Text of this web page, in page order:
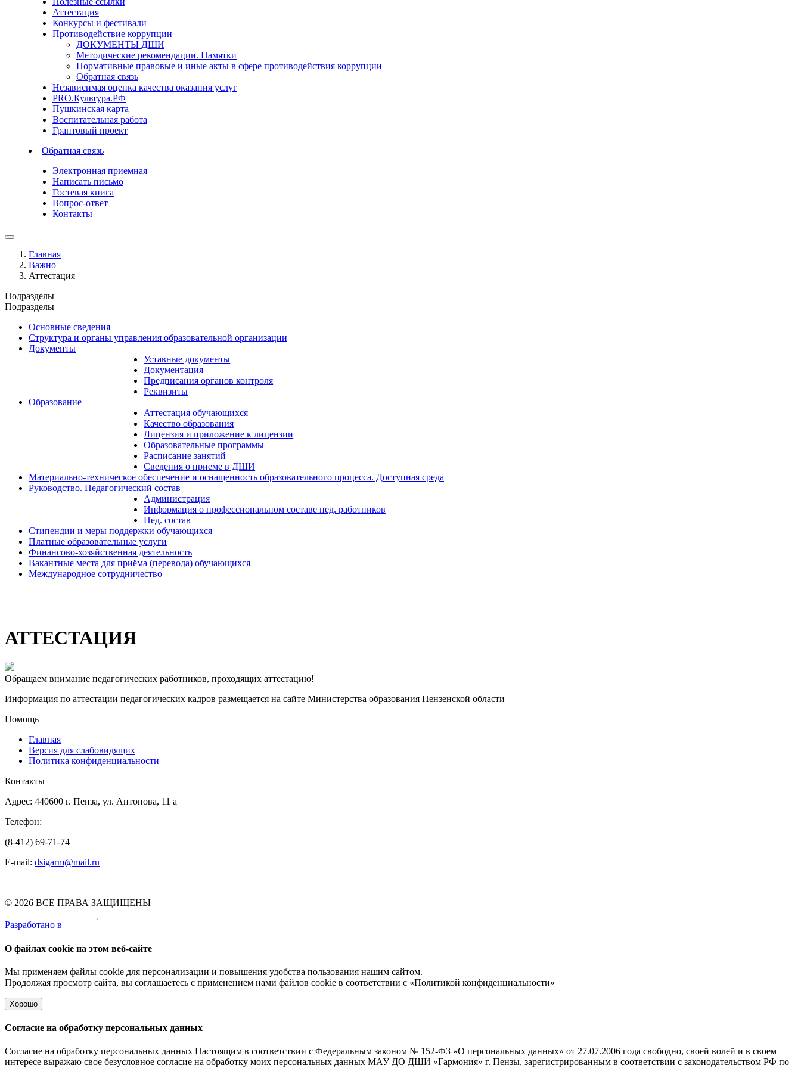
Аттестация
Конкурсы и фестивали
Противодействие коррупции
ДОКУМЕНТЫ ДШИ
Методические рекомендации. Памятки
Нормативные правовые и иные акты в сфере противодействия коррупции
Обратная связь
Независимая оценка качества оказания услуг
PRO.Культура.РФ
Пушкинская карта
Воспитательная работа
Грантовый проект
Обратная связь
Электронная приемная
Написать письмо
Гостевая книга
Вопрос-ответ
Контакты
Главная
Важно
Аттестация
Подразделы
Подразделы
Основные сведения
Структура и органы управления образовательной организации
Документы
Уставные документы
Документация
Предписания органов контроля
Реквизиты
Образование
Аттестация обучающихся
Качество образования
Лицензия и приложение к лицензии
Образовательные программы
Расписание занятий
Сведения о приеме в ДШИ
Материально-техническое обеспечение и оснащенность образовательного процесса. Доступная среда
Руководство. Педагогический состав
Администрация
Информация о профессиональном составе пед. работников
Пед. состав
Стипендии и меры поддержки обучающихся
Платные образовательные услуги
Финансово-хозяйственная деятельность
Вакантные места для приёма (перевода) обучающихся
Международное сотрудничество
АТТЕСТАЦИЯ
Обращаем внимание педагогических работников, проходящих аттестацию!
Информация по аттестации педагогических кадров размещается на сайте Министерства образования Пензенской области
Помощь
Главная
Версия для слабовидящих
Политика конфиденциальности
Контакты
Адрес: 440600 г. Пенза, ул. Антонова, 11 а
Телефон:
(8-412) 69-71-74
E-mail: dsigarm@mail.ru
© 2026 ВСЕ ПРАВА ЗАЩИЩЕНЫ
Pазработано в
О файлах cookie на этом веб-сайте
Мы применяем файлы cookie для персонализации и повышения удобства пользования нашим сайтом.
Продолжая просмотр сайта, вы соглашаетесь с применением нами файлов cookie в соответствии с «Политикой конфиденциальности»
Хорошо
Согласие на обработку персональных данных
Согласие на обработку персональных данных Настоящим в соответствии с Федеральным законом № 152-ФЗ «О персональных данных» от 27.07.2006 года свободно, своей волей и в своем
интересе выражаю свое безусловное согласие на обработку моих персональных данных МАУ ДО ДШИ «Гармония» г. Пензы, зарегистрированным в соответствии с законодательством РФ по